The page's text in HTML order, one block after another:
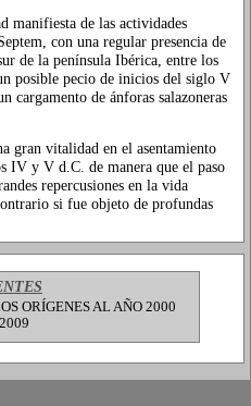
manifiesta de las actividades
con una regular presencia de
de la península Ibérica, entre los
posible pecio de inicios del siglo V
cargamento de ánforas salazoneras
gran vitalidad en el asentamiento
IV y V d.C. de manera que el paso
repercusiones en la vida
si fue objeto de profundas
ORÍGENES AL AÑO 2000